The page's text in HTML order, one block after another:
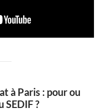
à Paris : pour ou
SEDIF ?